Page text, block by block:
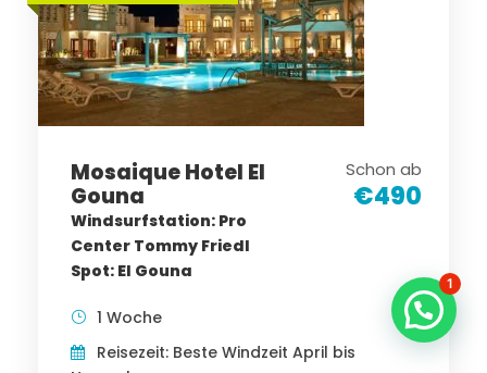
Mosaique Hotel El
Gouna
Windsurfstation: Pro
Center Tommy Friedl
Spot: El Gouna
Schon ab
€490
1 Woche
Reisezeit: Beste Windzeit April bis
1